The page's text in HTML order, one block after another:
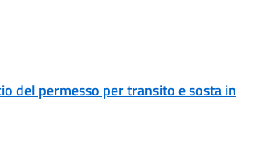
del permesso per transito e sosta in